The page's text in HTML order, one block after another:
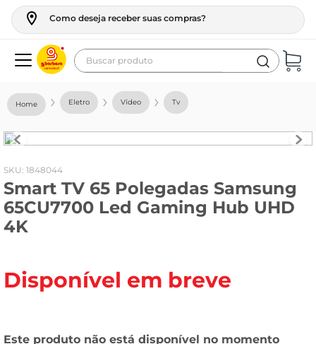
Como deseja receber suas compras?
Buscar produto
Eletro Vídeo Tv
: 1848044
Smart TV 65 Polegadas Samsung
65CU7700 Led Gaming Hub UHD
4K
Disponível em breve
geladeira
fogao
café
cerveja
vinho
tv